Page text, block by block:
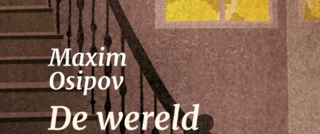
Nico Dros
Willem die Madoc maakte
€29,00
LEES MEER